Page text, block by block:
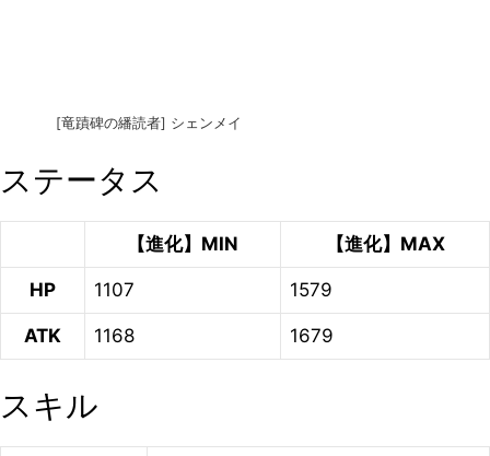
[竜蹟碑の繙読者] シェンメイ
ステータス
【進化】MIN 【進化】MAX
HP 1107 1579
ATK 1168 1679
スキル